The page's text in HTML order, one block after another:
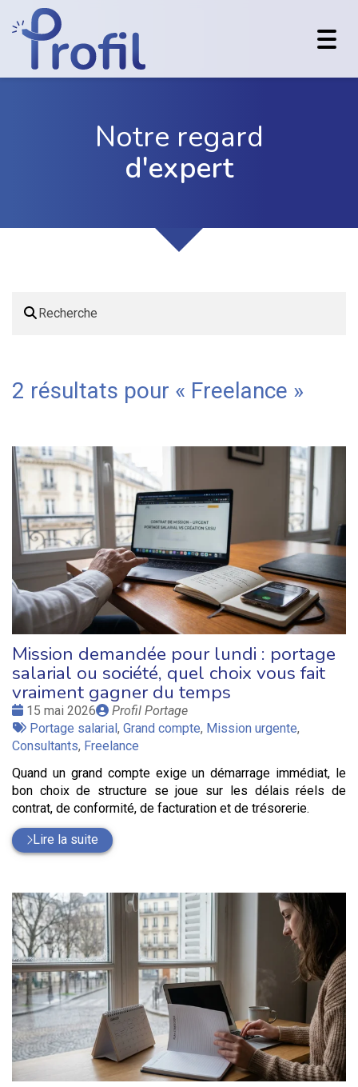
Notre regard
d'expert
2 résultats pour « Freelance »
Mission demandée pour lundi : portage
salarial ou société, quel choix vous fait
vraiment gagner du temps
Date
:
15 mai 2026
Publié
par
Profil Portage
Tags
:
Portage salarial, Grand compte, Mission urgente,
Consultants, Freelance
Quand un grand compte exige un démarrage immédiat, le
bon choix de structure se joue sur les délais réels de
contrat, de conformité, de facturation et de trésorerie.
Lire la suite